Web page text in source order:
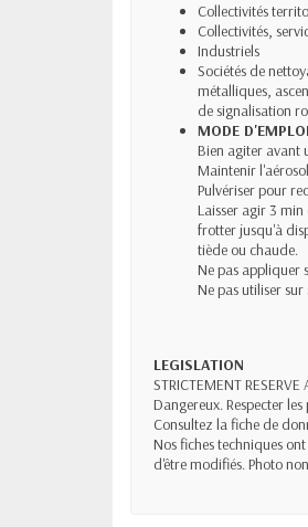
Collectivités
Collectivités,
Industriels
Sociétés de
métalliques,
de signalisation
MODE D'EMPLOI
Bien agiter avant
Maintenir
Pulvériser pour
Laisser agir 3
frotter jusqu'à
tiède ou chaude.
Ne pas appliquer
Ne pas utiliser
LEGISLATION
STRICTEMENT
Dangereux. Respecter
Consultez la fiche de
Nos fiches techniques
d'être modifiés. Photo